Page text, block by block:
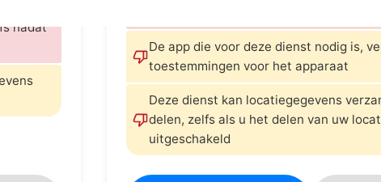
nadat
De app die voor deze dienst nodig is,
toestemmingen voor het apparaat
Deze dienst kan locatiegegevens
delen, zelfs als u het delen van uw
uitgeschakeld